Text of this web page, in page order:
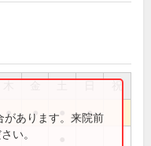
祝
● ● ●
があります。来院前
い。